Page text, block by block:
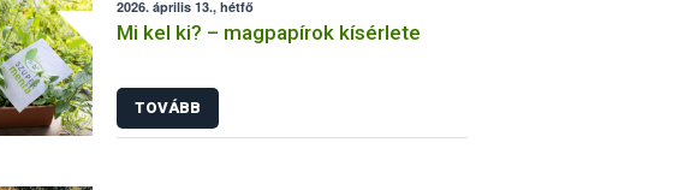
2026. április 13., hétfő
Mi kel ki? – magpapírok kísérlete
TOVÁBB